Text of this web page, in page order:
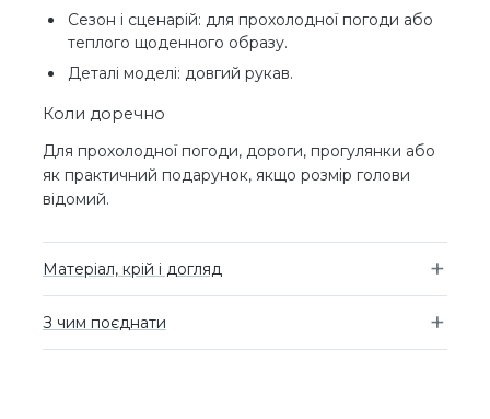
Сезон і сценарій: для прохолодної погоди або
теплого щоденного образу.
Деталі моделі: довгий рукав.
Коли доречно
Для прохолодної погоди, дороги, прогулянки або
як практичний подарунок, якщо розмір голови
відомий.
Матеріал, крій і догляд
З чим поєднати